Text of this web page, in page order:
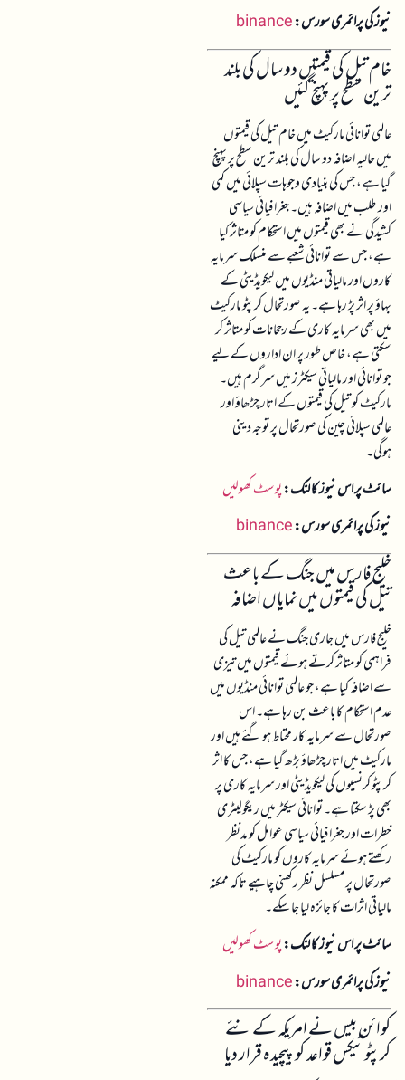
نیوز کی پرائمری سورس:binance
خام تیل کی قیمتیں دو سال کی بلند
ترین سطح پر پہنچ گئیں
عالمی توانائی مارکیٹ میں خام تیل کی قیمتوں
میں حالیہ اضافہ دو سال کی بلند ترین سطح پر پہنچ
گیا ہے، جس کی بنیادی وجوہات سپلائی میں کمی
اور طلب میں اضافہ ہیں۔ جغرافیائی سیاسی
کشیدگی نے بھی قیمتوں میں استحکام کو متاثر کیا
ہے، جس سے توانائی شعبے سے منسلک سرمایہ
کاروں اور مالیاتی منڈیوں میں لیکویڈیٹی کے
بہاؤ پر اثر پڑ رہا ہے۔ یہ صورتحال کرپٹو مارکیٹ
میں بھی سرمایہ کاری کے رجحانات کو متاثر کر
سکتی ہے، خاص طور پر ان اداروں کے لیے
جو توانائی اور مالیاتی سیکٹرز میں سرگرم ہیں۔
مارکیٹ کو تیل کی قیمتوں کے اتار چڑھاؤ اور
عالمی سپلائی چین کی صورتحال پر توجہ دینی
ہوگی۔
سائٹ پر اس نیوز کا لنک:پوسٹ کھولیں
نیوز کی پرائمری سورس:binance
خلیج فارس میں جنگ کے باعث
تیل کی قیمتوں میں نمایاں اضافہ
خلیج فارس میں جاری جنگ نے عالمی تیل کی
فراہمی کو متاثر کرتے ہوئے قیمتوں میں تیزی
سے اضافہ کیا ہے، جو عالمی توانائی منڈیوں میں
عدم استحکام کا باعث بن رہا ہے۔ اس
صورتحال سے سرمایہ کار محتاط ہو گئے ہیں اور
مارکیٹ میں اتار چڑھاؤ بڑھ گیا ہے، جس کا اثر
کرپٹو کرنسیوں کی لیکویڈیٹی اور سرمایہ کاری پر
بھی پڑ سکتا ہے۔ توانائی سیکٹر میں ریگولیٹری
خطرات اور جغرافیائی سیاسی عوامل کو مدنظر
رکھتے ہوئے سرمایہ کاروں کو مارکیٹ کی
صورتحال پر مسلسل نظر رکھنی چاہیے تاکہ ممکنہ
مالیاتی اثرات کا جائزہ لیا جا سکے۔
سائٹ پر اس نیوز کا لنک:پوسٹ کھولیں
نیوز کی پرائمری سورس:binance
کوائن بیس نے امریکہ کے نئے
کرپٹو ٹیکس قواعد کو پیچیدہ قرار دیا